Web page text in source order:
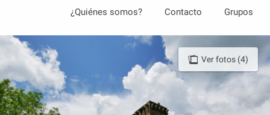
contenu
principal
¿Quiénes somos? Contacto Grupos
Ver fotos (4)